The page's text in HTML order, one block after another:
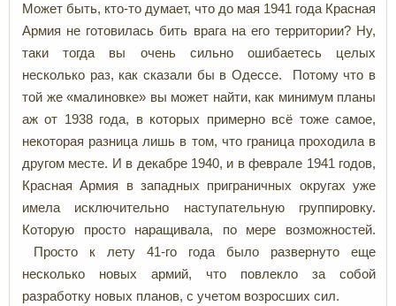
Может быть, кто-то думает, что до мая 1941 года Красная
Армия не готовилась бить врага на его территории? Ну,
таки тогда вы очень сильно ошибаетесь целых
несколько раз, как сказали бы в Одессе. Потому что в
той же «малиновке» вы может найти, как минимум планы
аж от 1938 года, в которых примерно всё тоже самое,
некоторая разница лишь в том, что граница проходила в
другом месте. И в декабре 1940, и в феврале 1941 годов,
Красная Армия в западных приграничных округах уже
имела исключительно наступательную группировку.
Которую просто наращивала, по мере возможностей.
Просто к лету 41-го года было развернуто еще
несколько новых армий, что повлекло за собой
разработку новых планов, с учетом возросших сил.